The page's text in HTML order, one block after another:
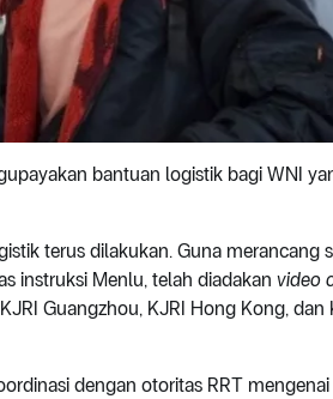
bantuan logistik bagi WNI
terus dilakukan. Guna merancang
instruksi Menlu, telah diadakan video
Guangzhou, KJRI Hong Kong, dan
dengan otoritas RRT